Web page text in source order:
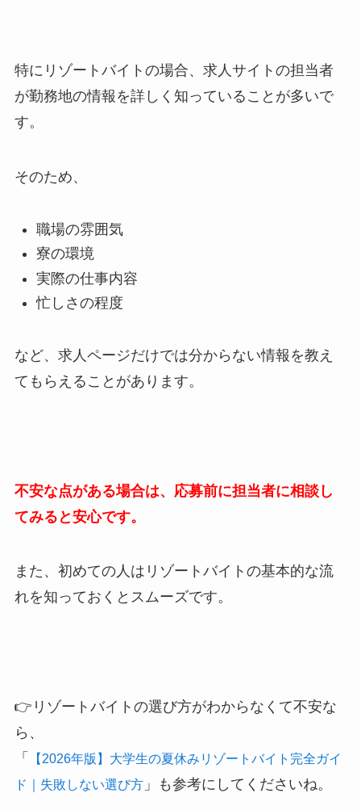
特にリゾートバイトの場合、求人サイトの担当者
が勤務地の情報を詳しく知っていることが多いで
す。
そのため、
職場の雰囲気
寮の環境
実際の仕事内容
忙しさの程度
など、求人ページだけでは分からない情報を教え
てもらえることがあります。
不安な点がある場合は、応募前に担当者に相談し
てみると安心です。
また、初めての人はリゾートバイトの基本的な流
れを知っておくとスムーズです。
👉リゾートバイトの選び方がわからなくて不安な
ら、
「
【2026年版】大学生の夏休みリゾートバイト完全ガイ
ド｜失敗しない選び方」 も参考にしてくださいね。